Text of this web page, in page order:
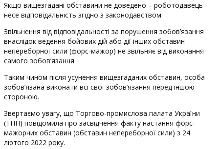
Якщо вищезгадані обставини не доведено – роботодавець
несе відповідальність згідно з законодавством.
Звільнення від відповідальності за порушення зобов’язання
внаслідок ведення бойових дій або дії інших обставин
непереборної сили (форс-мажор) не звільняє від виконання
самого зобов’язання.
Таким чином після усунення вищезгаданих обставин, особа
зобов’язана виконати всі свої зобов’язання перед іншою
стороною.
Звертаємо увагу, що Торгово-промислова палата України
(ТПП) повідомила про засвідчення факту настання форс-
мажорних обставин (обставин непереборної сили) з 24
лютого 2022 року.